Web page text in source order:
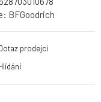
BFGoodrich
prodejci